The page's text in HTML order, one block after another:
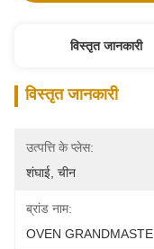
विस्तृत जानकारी
विस्तृत जानकारी
उत्पत्ति के प्लेस:
शंघाई, चीन
ब्रांड नाम:
OVEN